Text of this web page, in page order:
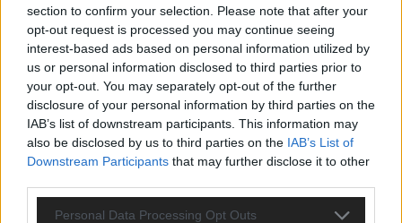
section to confirm your selection. Please note that after your
opt-out request is processed you may continue seeing
interest-based ads based on personal information utilized by
us or personal information disclosed to third parties prior to
your opt-out. You may separately opt-out of the further
disclosure of your personal information by third parties on the
IAB’s list of downstream participants. This information may
also be disclosed by us to third parties on the IAB’s List of
Downstream Participants that may further disclose it to other
Personal Data Processing Opt Outs
AD